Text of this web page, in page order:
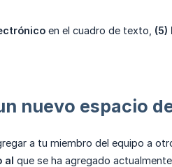
en el cuadro de texto, (5)
nuevo espacio
a tu miembro del equipo a
al que se ha agregado